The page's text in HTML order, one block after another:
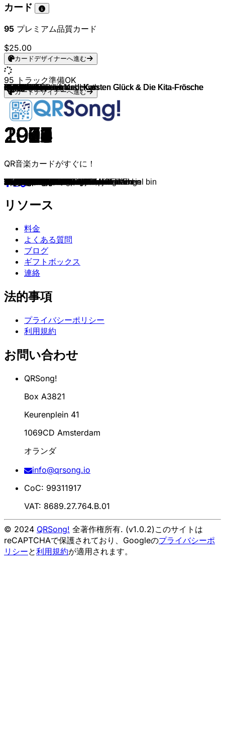
カード
95 プレミアム品質カード
$25.00
カードデザイナーへ進む
Simone Sommerland, Karsten Glück & Die Kita-Frösche
2014
Wenn der Elefant in die Disco geht
Simone Sommerland, Karsten Glück & Die Kita-Frösche
2010
Das rote Pferd
Simone Sommerland, Karsten Glück & Die Kita-Frösche
2012
Der Gorilla mit der Sonnenbrille
Simone Sommerland, Karsten Glück & Die Kita-Frösche
2012
Veo Veo
Cat Ballou
2013
Et jitt kein Wood
Querbeat
2014
Nie mehr Fastelovend
Kasalla
2012
Pirate
Brings
2014
Polka, Polka, Polka
Höhner
2014
Steh auf, mach laut!
Querbeat
2017
Guten Morgen Barbarossaplatz
Kasalla
2015
Stadt met K
Querbeat
2015
Tschingderassabum
Räuber
1993
Op dem Maat
Lotti Krekel
1969
Ne Besuch im Zoo
De Räuber
1993
Denn wenn et Trömmelche jeit
Brings
2013
Kölsche Jung
Brings
2007
Halleluja
Brings
2011
Dat is geil
Höhner
2003
Viva Colonia
Räuber
2017
Für die Iwigkeit
Höhner
2022
Prinzessin
Höhner
1984
Echte Fründe
Klüngelköpp
2010
Stääne
Bläck Fööss
2006
Am Bickendorfer Büdche
Bläck Fööss
1973
Mer losse d'r Dom in Kölle
Höhner
1997
Die Karawane zieht weiter...
Jürgen
2004
Heute fährt die 18 bis nach Istanbul
Paveier
2015
Leev Marie
Kasalla
2014
Alle Jläser huh
Brings
2004
Su lang mer noch am Lääve sin
Räuber
2023
Oben Unten
Höhner
2001
Dicke Mädchen haben schöne Namen
Miljö
2015
Su lang die Leechter noch brenne
Höhner
2009
Schenk mir dein Herz
Querbeat
2012
Stonn op un danz
Querbeat
2016
Dä Plan
Kasalla
2015
Dausend Levve
Querbeat
2016
Hück oder nie
Brings
2016
Besoffe vör Glück
Klüngelköpp
2017
Bella Ciao
Druckluft
2025
Karnevalsmaus
Höhner
2025
Gisela
Klüngelköpp
2025
C'est la vie
Miljö
2016
Wolkeplatz
Bläck Fööss
1971
Drink doch eine met
Brings
2015
Jeck Yeah!
Miljö
2017
Kölsch statt Käsch
Paveier
2007
Schön ist das Leben
Brings
2013
Kölsche Jung
Brings
2004
Poppe, Kaate, Danze
Brings & Carolin Kebekus
2013
Funkemarieche
Querbeat
2012
Stonn op un danz
Höhner
2007
Mir Kumme Mit Allemann Vorbei
Höhner
1998
Mer stonn zo dir, FC Kölle
Wolfgang Petry
1983
Wahnsinn
Kasalla
2012
Home es wo d'r Dom es
Räuber
2015
Dat es Heimat
Domstürmer
2012
Meine Liebe, meine Stadt, mein Verein
Brings
2001
Superjeilezick
Brings & Dennis aus Hürth
2017
Et jeilste Land
Miljö
2019
Null oder Hundert
Brings
2008
Mama, wir danken dir
Brings
2017
Wunder
Brings
2007
Nur nicht aus Liebe weinen
Paveier
1987
Buenos Dias Matthias
Höhner
1992
Hey Kölle du bes e Jeföhl
Klüngelköpp
2016
Wo die Stääne sin
Oimara
2024
Wackelkontakt
Kuhl un de Gäng
2015
Ich han dä Millowitsch jesinn
Eldorado
2019
Verlieb' Dich nie
Kasalla
2019
Pommes un Champagner
Klüngelköpp
2013
Jedäuf met 4711
Kasalla
2018
Der Ress vun dingem Levve
Räuber
1994
Kölsche Junge bütze joot
Paveier
1997
Dat jeiht vorbei
Klüngelköpp
2018
1000 Näächte
Höhner
2005
Ohne dich geht es nicht!
Höhner
1998
Der liebe Gott weiß, daß ich kein Engel bin
Höhner
2006
Dä kölsche Pass
Höhner
2002
Sansi Bar
Bläck Fööss
1976
Ming eetste Fründin
Höhner
2005
Wenn nicht jetzt, wann dann?
Kempes Feinest
2019
Verbeeje
Willy Millowitsch
1970
Heidewitzka, Herr Kapitän
Bläck Fööss
2004
Rut un wiess
Bläck Fööss
1974
Heimweh nach Köln
Jupp Schmitz
1949
Wer soll das bezahlen?
Bläck Fööss
1978
Kaffeebud
Bläck Fööss
1974
De Mama Kritt Schon Widder E Kind
De Boore
2003
Rut sin de Ruse
BB Jürgen
2004
Heute fährt die 18 bis nach Istanbul
Bläck Fööss
1973
In unserem Veedel
Bläck Fööss
1984
Katrin
Gottlieb Wendehals
1982
Polonäse Blankenese
Brings
2004
Man müsste noch mal 20 sein
95 トラック準備OK
カードデザイナーへ進む
QR音楽カードがすぐに！
リソース
料金
よくある質問
ブログ
ギフトボックス
連絡
法的事項
プライバシーポリシー
利用規約
お問い合わせ
QRSong!
Box A3821
Keurenplein 41
1069CD Amsterdam
オランダ
info@qrsong.io
CoC: 99311917
VAT: 8689.27.764.B.01
© 2024 QRSong! 全著作権所有. (v1.0.2)このサイトは
reCAPTCHAで保護されており、Googleのプライバシーポ
リシーと利用規約が適用されます。